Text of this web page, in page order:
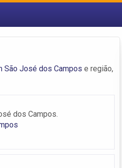
São José dos Campos e região,
dos Campos.